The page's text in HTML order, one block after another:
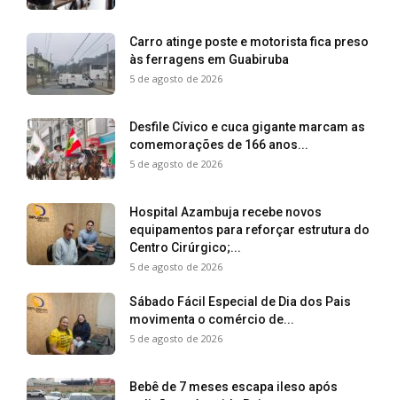
Carro atinge poste e motorista fica preso
às ferragens em Guabiruba
5 de agosto de 2026
Desfile Cívico e cuca gigante marcam as
comemorações de 166 anos...
5 de agosto de 2026
Hospital Azambuja recebe novos
equipamentos para reforçar estrutura do
Centro Cirúrgico;...
5 de agosto de 2026
Sábado Fácil Especial de Dia dos Pais
movimenta o comércio de...
5 de agosto de 2026
Bebê de 7 meses escapa ileso após